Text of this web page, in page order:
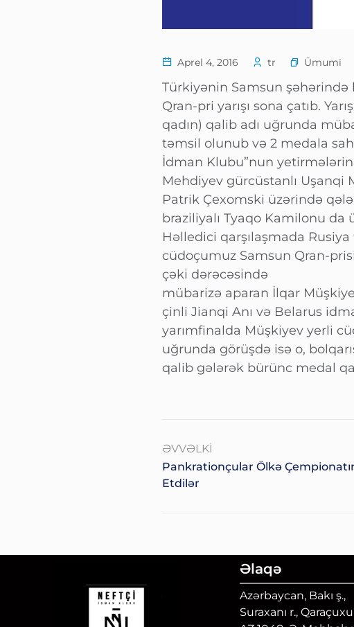
Aprel 4, 2016 tr Ümumi
Türkiyənin Samsun şəhərində
Qran-pri yarışı sona çatıb.
qadın) qalib adı uğrunda
təmsil olunub və 2 medala
İdman Klubu”nun
Mehdiyev gürcüstanlı Uşanqi
Patrik Çexomski üzərində
braziliyalı Tyaqo Kamilonu
Həlledici qarşılaşmada
cüdoçumuz Samsun Qran-
çəki dərəcəsində
mübarizə aparan İlqar
çinli Jianqi Anı və Belarus
yarımfinalda Müşkiyev yerli
uğrunda görüşdə isə o,
qalib gələrək bürünc medal
ƏVVƏLKI
Pankrationçular Ölkə
Etdilər
Əlaqə
Azərbaycan, Bakı ş.,
Suraxanı r.,